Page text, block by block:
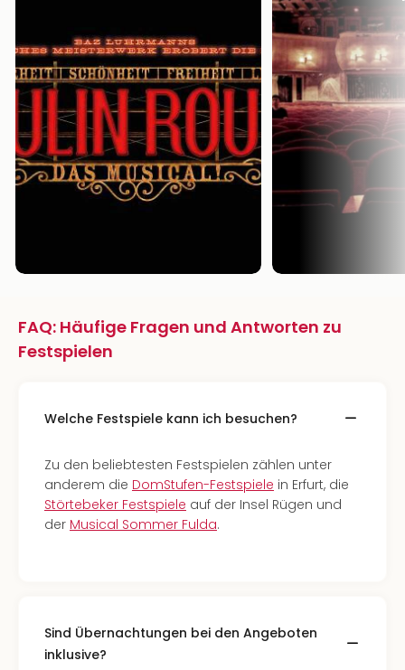
FAQ: Häufige Fragen und Antworten zu
Festspielen
Welche Festspiele kann ich besuchen?
Zu den beliebtesten Festspielen zählen unter
anderem die DomStufen-Festspiele in Erfurt, die
Störtebeker Festspiele auf der Insel Rügen und
der Musical Sommer Fulda.
Sind Übernachtungen bei den Angeboten
inklusive?